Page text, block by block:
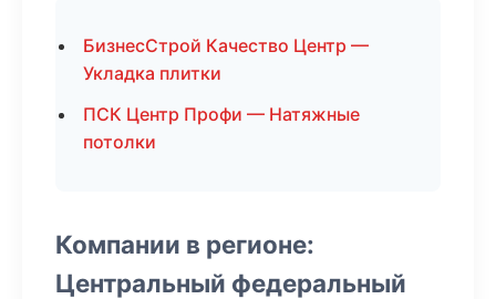
БизнесСтрой Качество Центр —
Укладка плитки
ПСК Центр Профи — Натяжные
потолки
Компании в регионе:
Центральный федеральный